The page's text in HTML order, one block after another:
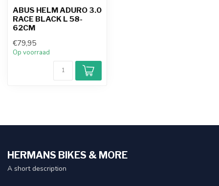
ABUS HELM ADURO 3.0
RACE BLACK L 58-
62CM
€79,95
Op voorraad
HERMANS BIKES & MORE
A short description